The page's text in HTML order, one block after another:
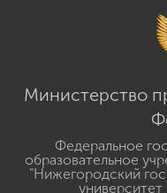
Министерство